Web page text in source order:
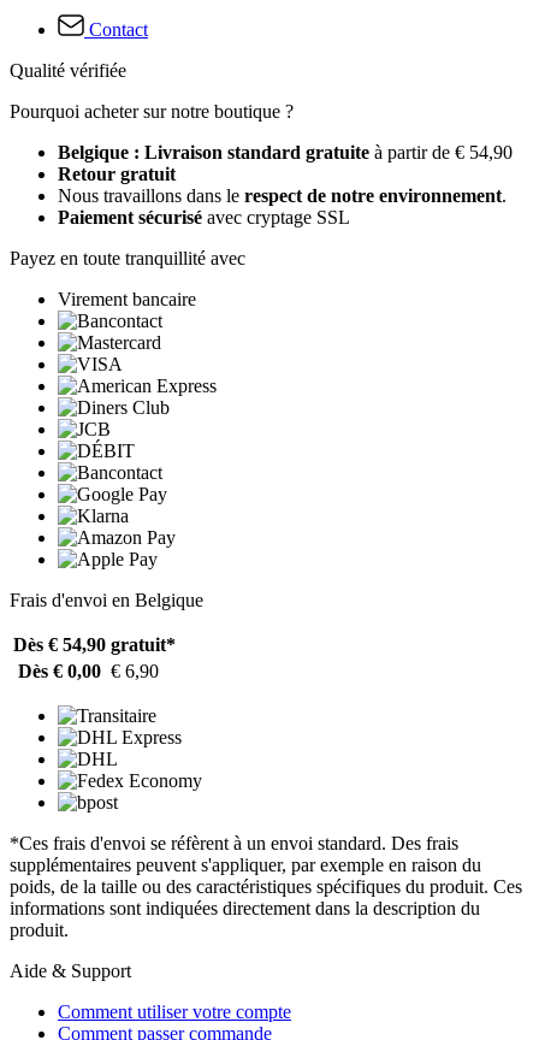
Contact
Qualité vérifiée
Pourquoi acheter sur notre boutique ?
Belgique : Livraison standard gratuite à partir de € 54,90
Retour gratuit
Nous travaillons dans le respect de notre environnement.
Paiement sécurisé avec cryptage SSL
Payez en toute tranquillité avec
Virement bancaire
Frais d'envoi en Belgique
Dès € 54,90 gratuit*
Dès € 0,00 € 6,90
*Ces frais d'envoi se réfèrent à un envoi standard. Des frais
supplémentaires peuvent s'appliquer, par exemple en raison du
poids, de la taille ou des caractéristiques spécifiques du produit. Ces
informations sont indiquées directement dans la description du
produit.
Aide & Support
Comment utiliser votre compte
Comment passer commande